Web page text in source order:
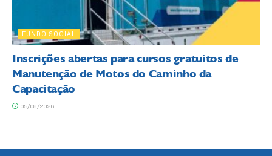
FUNDO SOCIAL
Inscrições abertas para cursos gratuitos de
Manutenção de Motos do Caminho da
Capacitação
05/08/2026